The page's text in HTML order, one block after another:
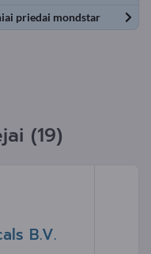
priedai mondstar
(19)
B.V.